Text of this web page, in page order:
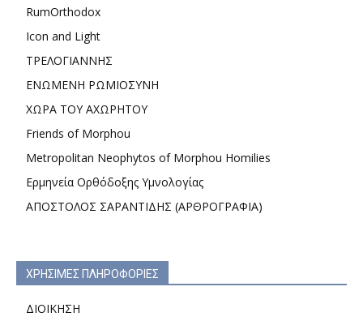
RumOrthodox
Icon and Light
ΤΡΕΛΟΓΙΑΝΝΗΣ
ΕΝΩΜΕΝΗ ΡΩΜΙΟΣΥΝΗ
ΧΩΡΑ ΤΟΥ ΑΧΩΡΗΤΟΥ
Friends of Morphou
Metropolitan Neophytos of Morphou Homilies
Ερμηνεία Ορθόδοξης Υμνολογίας
ΑΠΟΣΤΟΛΟΣ ΣΑΡΑΝΤΙΔΗΣ (ΑΡΘΡΟΓΡΑΦΙΑ)
ΧΡΗΣΙΜΕΣ ΠΛΗΡΟΦΟΡΙΕΣ
ΔΙΟΙΚΗΣΗ